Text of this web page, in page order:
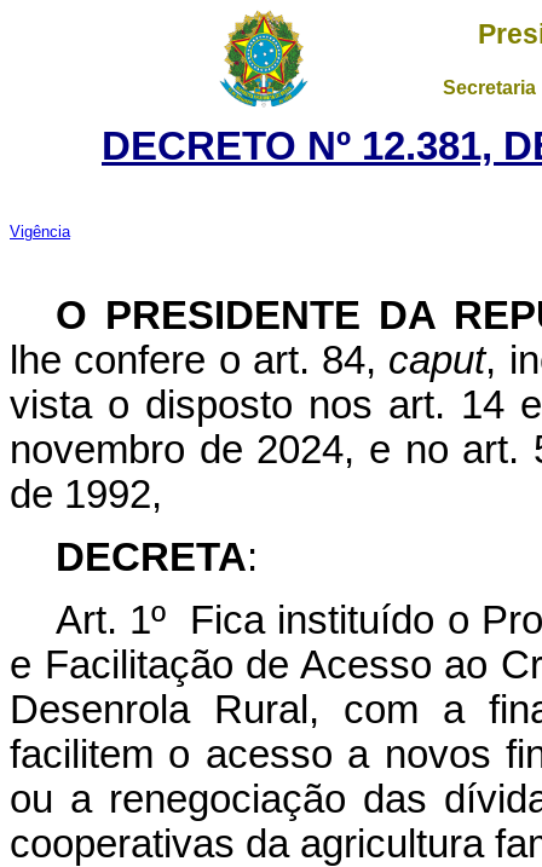
DECRETO Nº 12.381,
Vigência
O PRESIDENTE DA
lhe confere o art. 84, caput,
vista o disposto nos art. 14
novembro de 2024, e no art.
de 1992,
DECRETA:
Art. 1º Fica instituído o
e Facilitação de Acesso ao
Desenrola Rural, com a
facilitem o acesso a novos
ou a renegociação das
cooperativas da agricultura